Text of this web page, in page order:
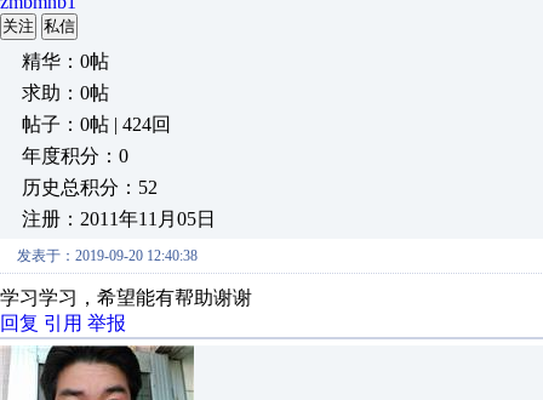
关注 私信
精华：0帖
求助：0帖
帖子：0帖 | 424回
年度积分：0
历史总积分：52
注册：2011年11月05日
发表于：2019-09-20 12:40:38
学习学习，希望能有帮助谢谢
回复 引用 举报